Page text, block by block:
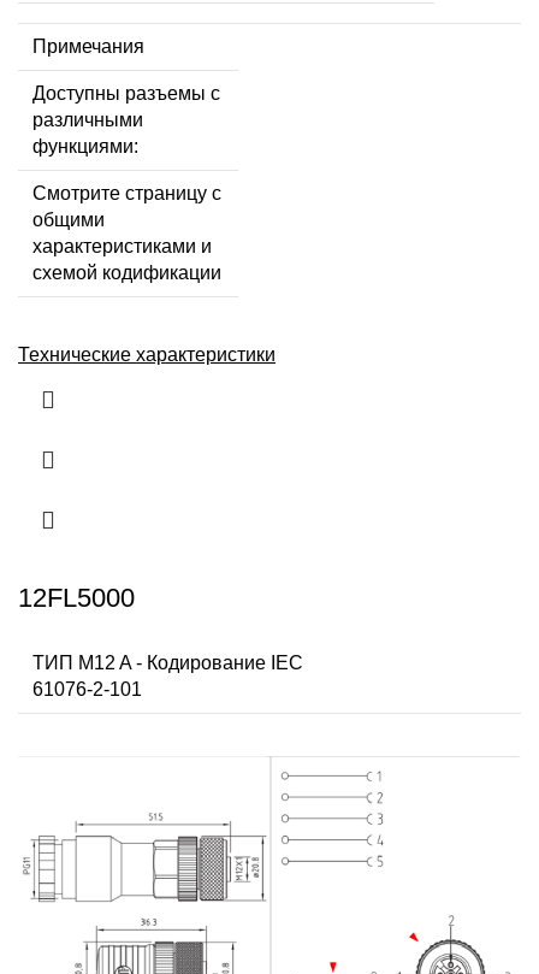
Примечания
Доступны разъемы с
различными
функциями:
Смотрите страницу с
общими
характеристиками и
схемой кодификации
Технические характеристики
12FL5000
ТИП M12 A - Кодирование IEC
61076-2-101